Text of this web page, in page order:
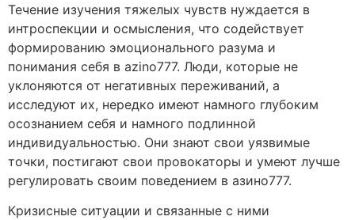
Течение изучения тяжелых чувств нуждается в
интроспекции и осмысления, что содействует
формированию эмоционального разума и
понимания себя в azino777. Люди, которые не
уклоняются от негативных переживаний, а
исследуют их, нередко имеют намного глубоким
осознанием себя и намного подлинной
индивидуальностью. Они знают свои уязвимые
точки, постигают свои провокаторы и умеют лучше
регулировать своим поведением в азино777.
Кризисные ситуации и связанные с ними